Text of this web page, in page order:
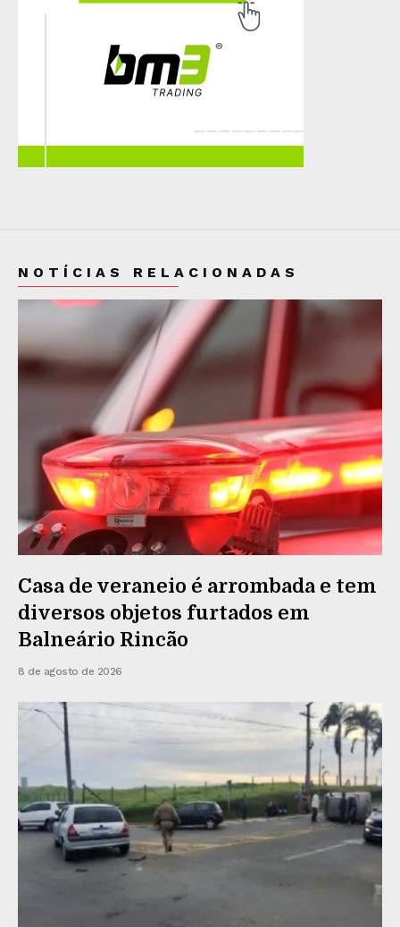
NOTÍCIAS RELACIONADAS
Casa de veraneio é arrombada e tem
diversos objetos furtados em
Balneário Rincão
8 de agosto de 2026